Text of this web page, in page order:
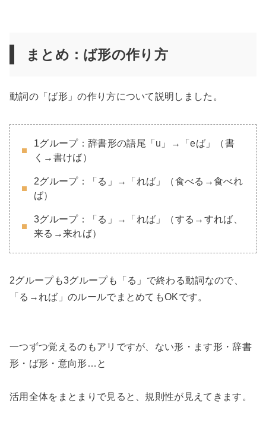
まとめ：ば形の作り方
動詞の「ば形」の作り方について説明しました。
1グループ：辞書形の語尾「u」→「eば」（書
く→書けば）
2グループ：「る」→「れば」（食べる→食べれ
ば）
3グループ：「る」→「れば」（する→すれば、
来る→来れば）
2グループも3グループも「る」で終わる動詞なので、
「る→れば」のルールでまとめてもOKです。
一つずつ覚えるのもアリですが、ない形・ます形・辞書
形・ば形・意向形…と
活用全体をまとまりで見ると、規則性が見えてきます。